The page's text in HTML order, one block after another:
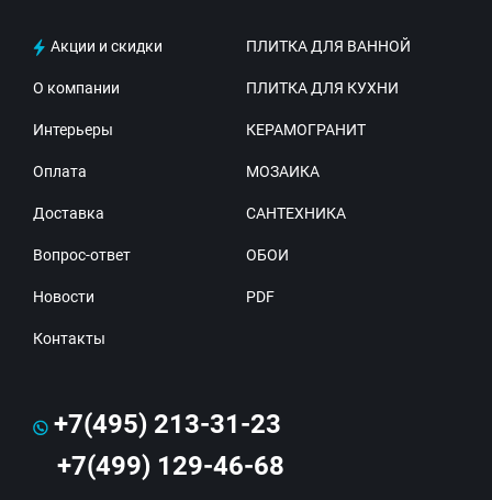
Акции и скидки
О компании
Интерьеры
Оплата
Доставка
Вопрос-ответ
Новости
Контакты
ПЛИТКА ДЛЯ ВАННОЙ
ПЛИТКА ДЛЯ КУХНИ
КЕРАМОГРАНИТ
МОЗАИКА
САНТЕХНИКА
ОБОИ
PDF
+7(495) 213-31-23
+7(499) 129-46-68